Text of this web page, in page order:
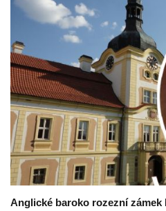
Anglické baroko rozezní